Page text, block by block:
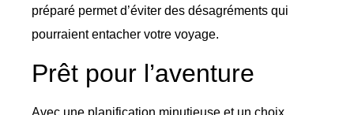
préparé permet d’éviter des désagréments qui
pourraient entacher votre voyage.
Prêt pour l’aventure
Avec une planification minutieuse et un choix